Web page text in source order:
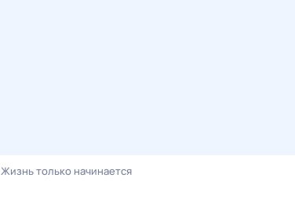
Жизнь только начинается